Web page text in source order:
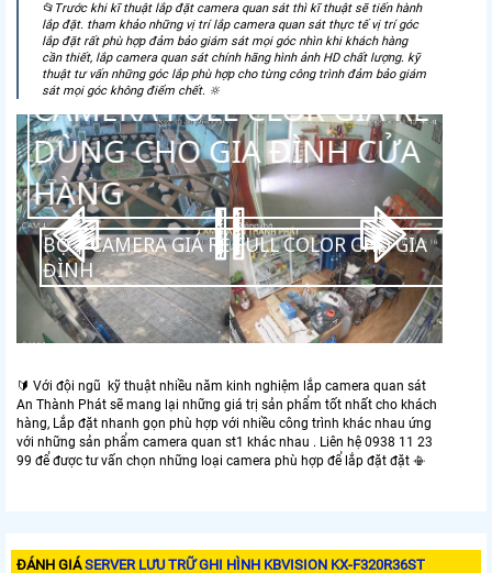
📂Trước khi kĩ thuật lắp đặt camera quan sát thì kĩ thuật sẽ tiến hành
lắp đặt. tham khảo những vị trí lắp camera quan sát thực tế vị trí góc
lắp đặt rất phù hợp đảm bảo giám sát mọi góc nhìn khi khách hàng
cần thiết, lắp camera quan sát chính hãng hình ảnh HD chất lượng. kỹ
thuật tư vấn những góc lắp phù hợp cho từng công trình đảm bảo giám
sát mọi góc không điểm chết. 🔆
CAMERA FULL CLOR GIÁ RẺ
DÙNG CHO GIA ĐÌNH CỬA
HÀNG
BỘ 4 CAMERA GIÁ RẺ FULL COLOR CHO GIA
ĐÌNH
🔰 Với đội ngũ kỹ thuật nhiều năm kinh nghiệm lắp camera quan sát
An Thành Phát sẽ mang lại những giá trị sản phẩm tốt nhất cho khách
hàng, Lắp đặt nhanh gọn phù hợp với nhiều công trình khác nhau ứng
với những sản phẩm camera quan st1 khác nhau . Liên hệ 0938 11 23
99 để được tư vấn chọn những loại camera phù hợp để lắp đặt đặt 📳
ĐÁNH GIÁSERVER LƯU TRỮ GHI HÌNH KBVISION KX-F320R36ST